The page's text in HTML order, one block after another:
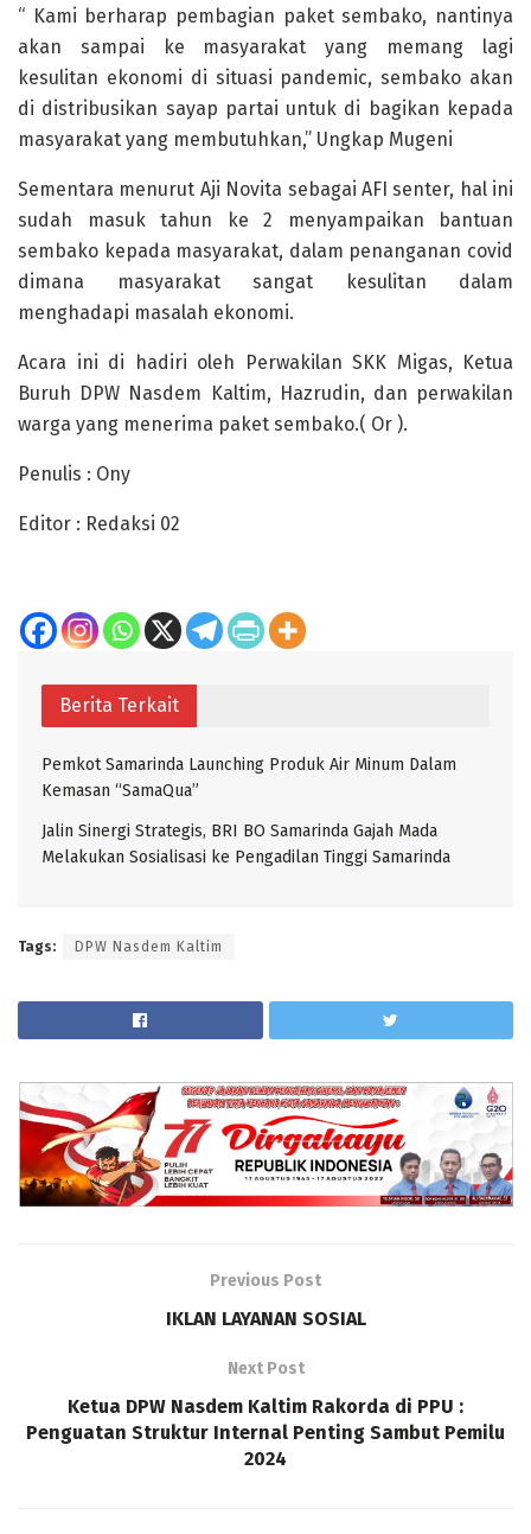
“ Kami berharap pembagian paket sembako, nantinya
akan sampai ke masyarakat yang memang lagi
kesulitan ekonomi di situasi pandemic, sembako akan
di distribusikan sayap partai untuk di bagikan kepada
masyarakat yang membutuhkan,” Ungkap Mugeni
Sementara menurut Aji Novita sebagai AFI senter, hal ini
sudah masuk tahun ke 2 menyampaikan bantuan
sembako kepada masyarakat, dalam penanganan covid
dimana masyarakat sangat kesulitan dalam
menghadapi masalah ekonomi.
Acara ini di hadiri oleh Perwakilan SKK Migas, Ketua
Buruh DPW Nasdem Kaltim, Hazrudin, dan perwakilan
warga yang menerima paket sembako.( Or ).
Penulis : Ony
Editor : Redaksi 02
Berita Terkait
Pemkot Samarinda Launching Produk Air Minum Dalam
Kemasan “SamaQua”
Jalin Sinergi Strategis, BRI BO Samarinda Gajah Mada
Melakukan Sosialisasi ke Pengadilan Tinggi Samarinda
Tags: DPW Nasdem Kaltim
Previous Post
IKLAN LAYANAN SOSIAL
Next Post
Ketua DPW Nasdem Kaltim Rakorda di PPU :
Penguatan Struktur Internal Penting Sambut Pemilu
2024